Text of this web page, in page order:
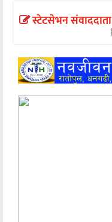
स्टेटसेभन संवाददाता